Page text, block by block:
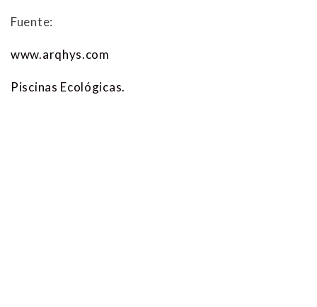
Fuente:
www.arqhys.com
Piscinas Ecológicas.